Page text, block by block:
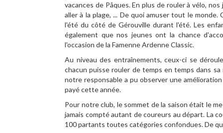
vacances de Pâques. En plus de rouler à vélo,
aller à la plage, ... De quoi amuser tout le
l'été du côté de Gérouville durant l'été. Les
également que nos jeunes ont la chance
l'occasion de la Famenne Ardenne Classic.
Au niveau des entraînements, ceux-ci se
chacun puisse rouler de temps en temps dans
notre responsable a pu observer une
payé cette année.
Pour notre club, le sommet de la saison était le
jamais compté autant de coureurs au départ. La
100 partants toutes catégories confondues. De